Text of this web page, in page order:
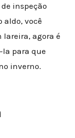
inspeção
aldo, você
lareira, agora é
para que
inverno.